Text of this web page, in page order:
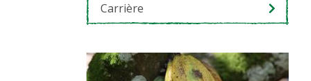
Carrière